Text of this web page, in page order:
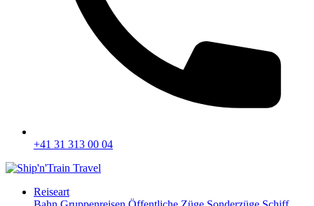
+41 31 313 00 04
Reiseart